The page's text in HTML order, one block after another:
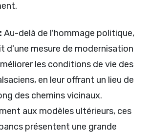
Au-delà de l'hommage politique,
d'une mesure de modernisation
les conditions de vie des
en leur offrant un lieu de
des chemins vicinaux.
aux modèles ultérieurs, ces
présentent une grande